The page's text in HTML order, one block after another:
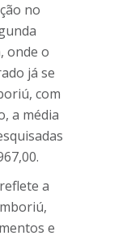
no
onde o
já se
com
a média
a
e